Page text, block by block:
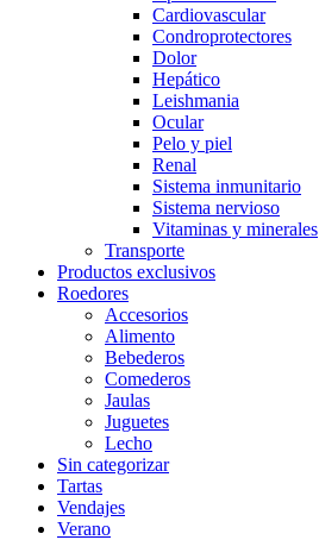
Cardiovascular
Condroprotectores
Dolor
Hepático
Leishmania
Ocular
Pelo y piel
Renal
Sistema inmunitario
Sistema nervioso
Vitaminas y minerales
Transporte
Productos exclusivos
Roedores
Accesorios
Alimento
Bebederos
Comederos
Jaulas
Juguetes
Lecho
Sin categorizar
Tartas
Vendajes
Verano